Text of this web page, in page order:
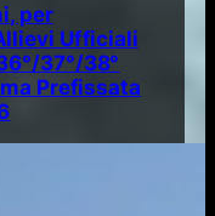
per
Ufficiali
37°/38°
Prefissata